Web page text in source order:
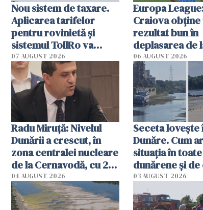
Nou sistem de taxare.
Aplicarea tarifelor
pentru rovinietă şi
sistemul TollRo va
începe la 1 octombrie
07 AUGUST 2026
Europa
Craiova obține
rezultat bun în
deplasarea de
06 AUGUST 2026
Radu Miruţă: Nivelul
Dunării a crescut, în
zona centralei nucleare
de la Cernavodă, cu 2
cm faţă de ziua trecută
04 AUGUST 2026
Seceta
Dunăre. Cum
situația în
dunărene și de
România
efectele, deși a
în iulie
03 AUGUST 2026